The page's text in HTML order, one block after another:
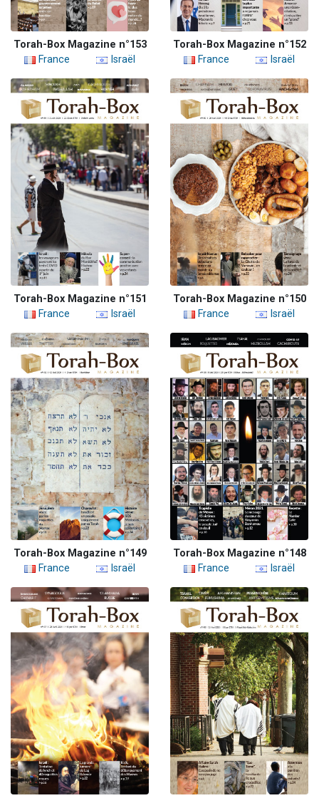
Torah-Box Magazine n°153
France
Israël
Torah-Box Magazine n°152
France
Israël
Torah-Box Magazine n°151
France
Israël
Torah-Box Magazine n°150
France
Israël
Torah-Box Magazine n°149
France
Israël
Torah-Box Magazine n°148
France
Israël